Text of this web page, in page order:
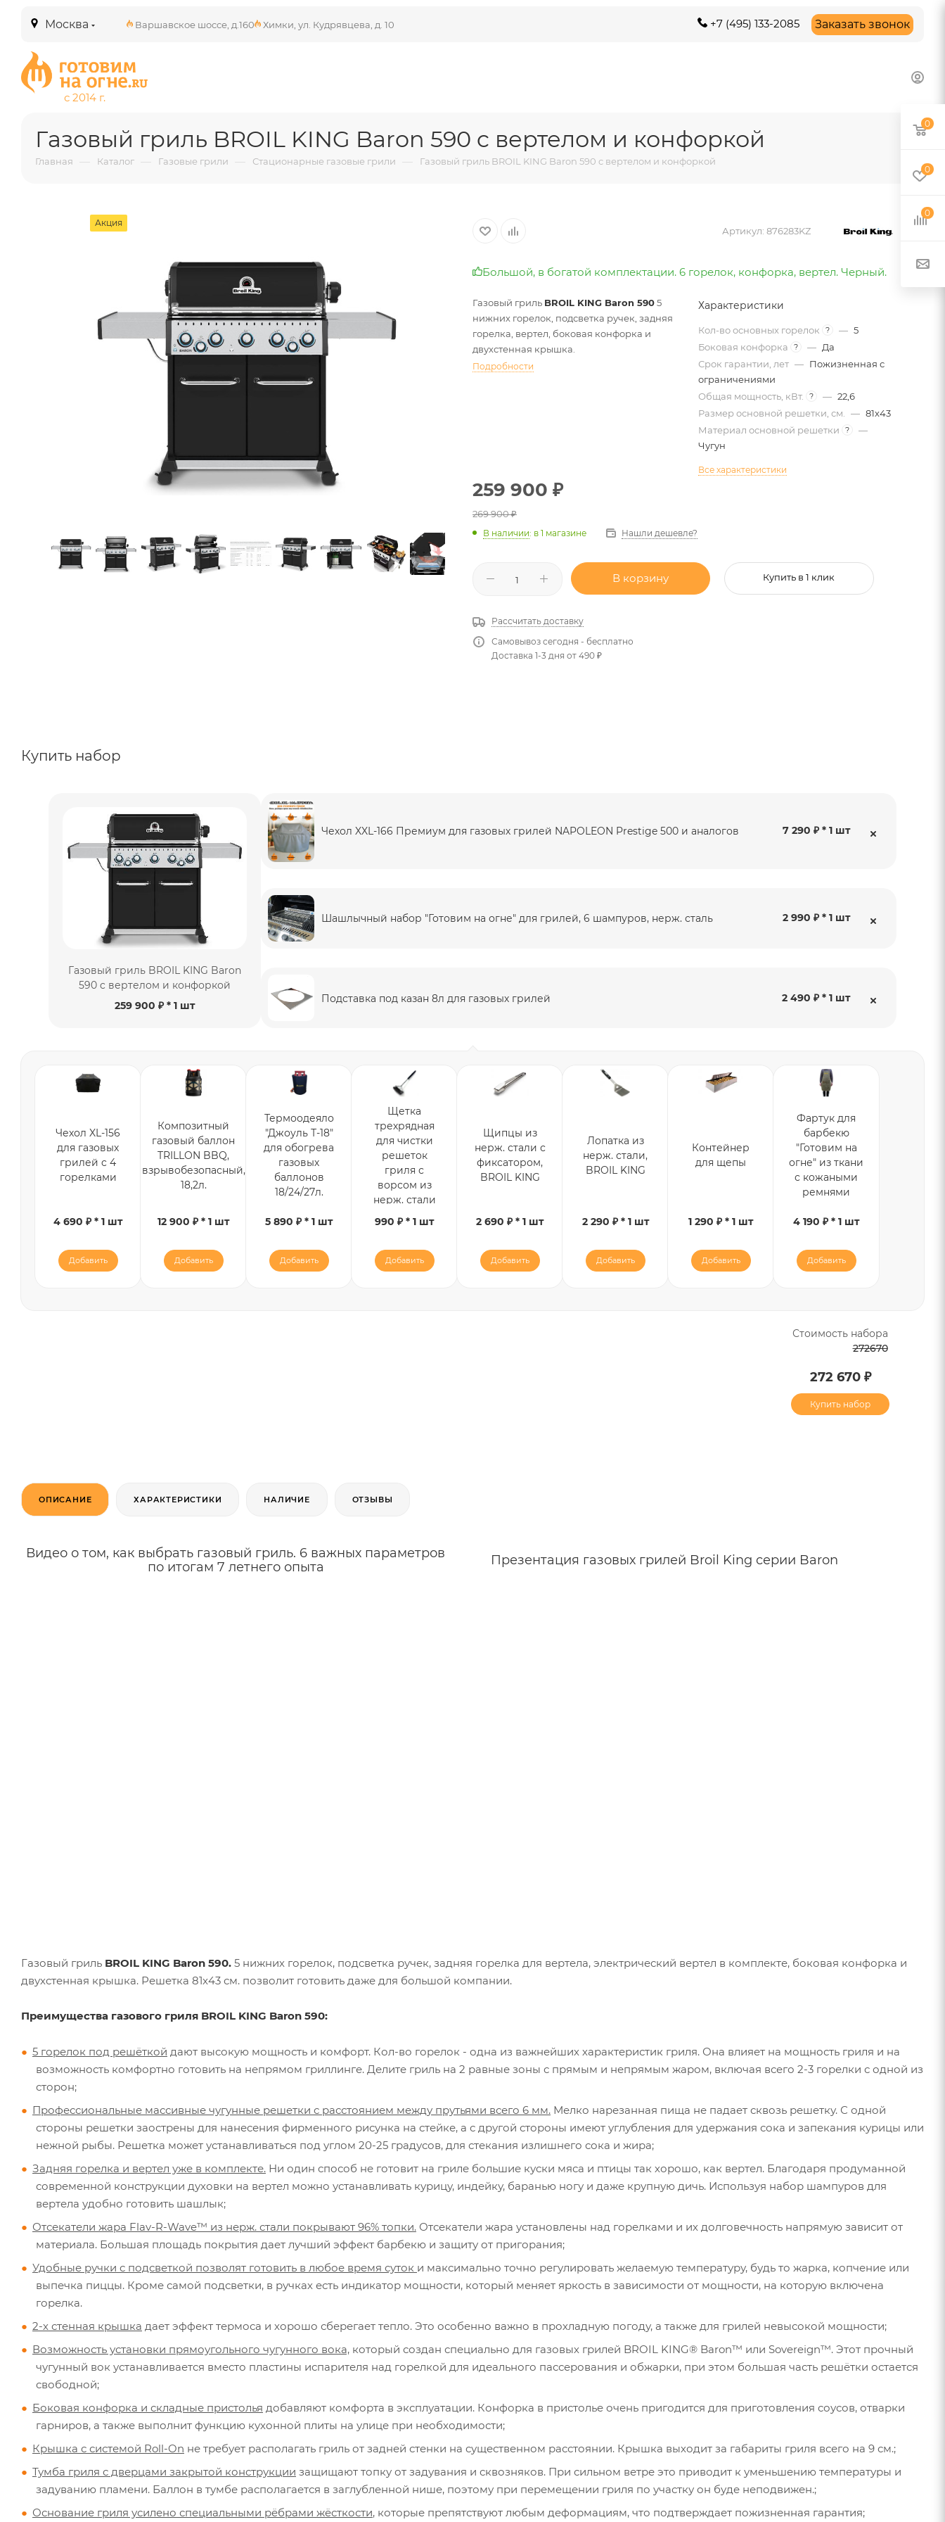
Москва Варшавское шоссе, д.160 Химки, ул. Кудрявцева, д. 10 +7 (495) 133-2085 Заказать звонок
Газовый гриль BROIL KING Baron 590 c вертелом и конфоркой
Главная — Каталог — Газовые грили — Стационарные газовые грили — Газовый гриль BROIL KING Baron 590 c вертелом и конфоркой
Акция
Артикул: 876283KZ
Большой, в богатой комплектации. 6 горелок, конфорка, вертел. Черный.
Газовый гриль BROIL KING Baron 5905
нижних горелок, подсветка ручек, задняя
горелка, вертел, боковая конфорка и
двухстенная крышка.
Подробности
Характеристики
Кол-во основных горелок ? — 5
Боковая конфорка
? — Да
Срок гарантии, лет — Пожизненная с
ограничениями
Общая мощность, кВт.
? — 22,6
Размер основной решетки, см.
— 81х43
Материал основной решетки
?
—
Чугун
Все характеристики
259 900 ₽
269 900₽
В наличии: в 1 магазине Нашли дешевле?
В корзину Купить в 1 клик
Рассчитать доставку
Самовывоз сегодня - бесплатно
Доставка 1-3 дня от 490 ₽
Купить набор
Газовый гриль BROIL KING Baron
590 c вертелом и конфоркой
259 900 ₽* 1 шт
Чехол XXL-166 Премиум для газовых грилей NAPOLEON Prestige 500 и аналогов 7 290 ₽ * 1 шт
Шашлычный набор "Готовим на огне" для грилей, 6 шампуров, нерж. сталь 2 990 ₽ * 1 шт
Подставка под казан 8л для газовых грилей 2 490 ₽ * 1 шт
Чехол XL-156
для газовых
грилей c 4
горелками
4 690 ₽ * 1 шт
Добавить
Композитный
газовый баллон
TRILLON BBQ,
взрывобезопасный,
18,2л.
12 900 ₽ * 1 шт
Добавить
Термоодеяло
"Джоуль Т-18"
для обогрева
газовых
баллонов
18/24/27л.
5 890 ₽ * 1 шт
Добавить
Щетка
трехрядная
для чистки
решеток
гриля с
ворсом из
нерж. стали
990 ₽ * 1 шт
Добавить
Щипцы из
нерж. стали с
фиксатором,
BROIL KING
2 690 ₽ * 1 шт
Добавить
Лопатка из
нерж. стали,
BROIL KING
2 290 ₽ * 1 шт
Добавить
Контейнер
для щепы
1 290 ₽ * 1 шт
Добавить
Фартук для
барбекю
"Готовим на
огне" из ткани
с кожаными
ремнями
4 190 ₽ * 1 шт
Добавить
Стоимость набора
272670
272 670 ₽
Купить набор
ОПИСАНИЕ ХАРАКТЕРИСТИКИ НАЛИЧИЕ ОТЗЫВЫ
Видео о том, как выбрать газовый гриль. 6 важных параметров
по итогам 7 летнего опыта
Презентация газовых грилей Broil King серии Baron
Газовый гриль BROIL KING Baron 590. 5 нижних горелок, подсветка ручек, задняя горелка для вертела, электрический вертел в комплекте, боковая конфорка и
двухстенная крышка. Решетка 81x43 см. позволит готовить даже для большой компании.
Преимущества газового гриля BROIL KING Baron 590:
5 горелок под решёткой дают высокую мощность и комфорт. Кол-во горелок - одна из важнейших характеристик гриля. Она влияет на мощность гриля и на
возможность комфортно готовить на непрямом гриллинге. Делите гриль на 2 равные зоны с прямым и непрямым жаром, включая всего 2-3 горелки с одной из
сторон;
Профессиональные массивные чугунные решетки с расстоянием между прутьями всего 6 мм. Мелко нарезанная пища не падает сквозь решетку. С одной
стороны решетки заострены для нанесения фирменного рисунка на стейке, а с другой стороны имеют углубления для удержания сока и запекания курицы или
нежной рыбы. Решетка может устанавливаться под углом 20-25 градусов, для стекания излишнего сока и жира;
Задняя горелка и вертел уже в комплекте. Ни один способ не готовит на гриле большие куски мяса и птицы так хорошо, как вертел. Благодаря продуманной
современной конструкции духовки на вертел можно устанавливать курицу, индейку, баранью ногу и даже крупную дичь. Используя набор шампуров для
вертела удобно готовить шашлык;
Отсекатели жара Flav-R-Wave™ из нерж. стали покрывают 96% топки. Отсекатели жара установлены над горелками и их долговечность напрямую зависит от
материала. Большая площадь покрытия дает лучший эффект барбекю и защиту от пригорания;
Удобные ручки с подсветкой позволят готовить в любое время суток и максимально точно регулировать желаемую температуру, будь то жарка, копчение или
выпечка пиццы. Кроме самой подсветки, в ручках есть индикатор мощности, который меняет яркость в зависимости от мощности, на которую включена
горелка.
2-х стенная крышка дает эффект термоса и хорошо сберегает тепло. Это особенно важно в прохладную погоду, а также для грилей невысокой мощности;
Возможность установки прямоугольного чугунного вока, который создан специально для газовых грилей BROIL KING® Baron™ или Sovereign™. Этот прочный
чугунный вок устанавливается вместо пластины испарителя над горелкой для идеального пассерования и обжарки, при этом большая часть решётки остается
свободной;
Боковая конфорка и складные пристолья добавляют комфорта в эксплуатации. Конфорка в пристолье очень пригодится для приготовления соусов, отварки
гарниров, а также выполнит функцию кухонной плиты на улице при необходимости;
Крышка с системой Roll-On не требует располагать гриль от задней стенки на существенном расстоянии. Крышка выходит за габариты гриля всего на 9 см.;
Тумба гриля с дверцами закрытой конструкции защищают топку от задувания и сквозняков. При сильном ветре это приводит к уменьшению температуры и
задуванию пламени. Баллон в тумбе располагается в заглубленной нише, поэтому при перемещении гриля по участку он буде неподвижен.;
Основание гриля усилено специальными рёбрами жёсткости, которые препятствуют любым деформациям, что подтверждает пожизненная гарантия;
0
0
0